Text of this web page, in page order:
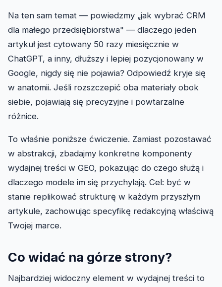
Na ten sam temat — powiedzmy „jak wybrać CRM
dla małego przedsiębiorstwa" — dlaczego jeden
artykuł jest cytowany 50 razy miesięcznie w
ChatGPT, a inny, dłuższy i lepiej pozycjonowany w
Google, nigdy się nie pojawia? Odpowiedź kryje się
w anatomii. Jeśli rozszczepić oba materiały obok
siebie, pojawiają się precyzyjne i powtarzalne
różnice.
To właśnie poniższe ćwiczenie. Zamiast pozostawać
w abstrakcji, zbadajmy konkretne komponenty
wydajnej treści w GEO, pokazując do czego służą i
dlaczego modele im się przychylają. Cel: być w
stanie replikować strukturę w każdym przyszłym
artykule, zachowując specyfikę redakcyjną właściwą
Twojej marce.
Co widać na górze strony?
Najbardziej widoczny element w wydajnej treści to